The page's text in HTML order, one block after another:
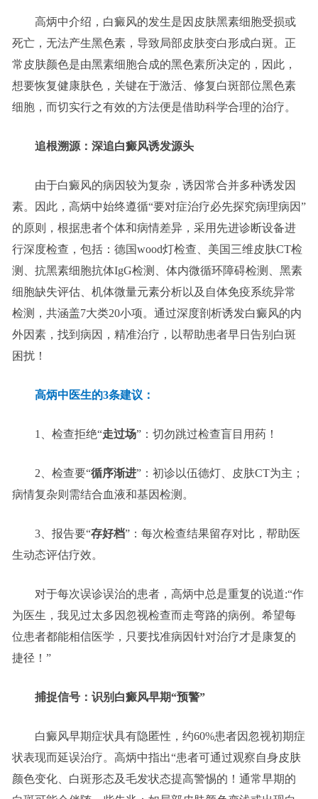
高炳中介绍，白癜风的发生是因皮肤黑素细胞受损或
死亡，无法产生黑色素，导致局部皮肤变白形成白斑。正
常皮肤颜色是由黑素细胞合成的黑色素所决定的，因此，
想要恢复健康肤色，关键在于激活、修复白斑部位黑色素
细胞，而切实行之有效的方法便是借助科学合理的治疗。
追根溯源：深追白癜风诱发源头
由于白癜风的病因较为复杂，诱因常合并多种诱发因
素。因此，高炳中始终遵循“要对症治疗必先探究病理病因”
的原则，根据患者个体和病情差异，采用先进诊断设备进
行深度检查，包括：德国wood灯检查、美国三维皮肤CT检
测、抗黑素细胞抗体IgG检测、体内微循环障碍检测、黑素
细胞缺失评估、机体微量元素分析以及自体免疫系统异常
检测，共涵盖7大类20小项。通过深度剖析诱发白癜风的内
外因素，找到病因，精准治疗，以帮助患者早日告别白斑
困扰！
高炳中医生的3条建议：
1、检查拒绝“走过场”：切勿跳过检查盲目用药！
2、检查要“循序渐进”：初诊以伍德灯、皮肤CT为主；
病情复杂则需结合血液和基因检测。
3、报告要“存好档”：每次检查结果留存对比，帮助医
生动态评估疗效。
对于每次误诊误治的患者，高炳中总是重复的说道:“作
为医生，我见过太多因忽视检查而走弯路的病例。希望每
位患者都能相信医学，只要找准病因针对治疗才是康复的
捷径！”
捕捉信号：识别白癜风早期“预警”
白癜风早期症状具有隐匿性，约60%患者因忽视初期症
状表现而延误治疗。高炳中指出“患者可通过观察自身皮肤
颜色变化、白斑形态及毛发状态提高警惕的！通常早期的